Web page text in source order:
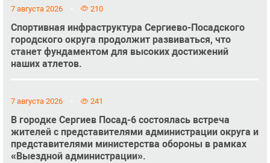
7 августа 2026 210
Спортивная инфраструктура Сергиево-Посадского
городского округа продолжит развиваться, что
станет фундаментом для высоких достижений
наших атлетов.
7 августа 2026 241
В городке Сергиев Посад-6 состоялась встреча
жителей с представителями администрации округа и
представителями министерства обороны в рамках
«Выездной администрации».